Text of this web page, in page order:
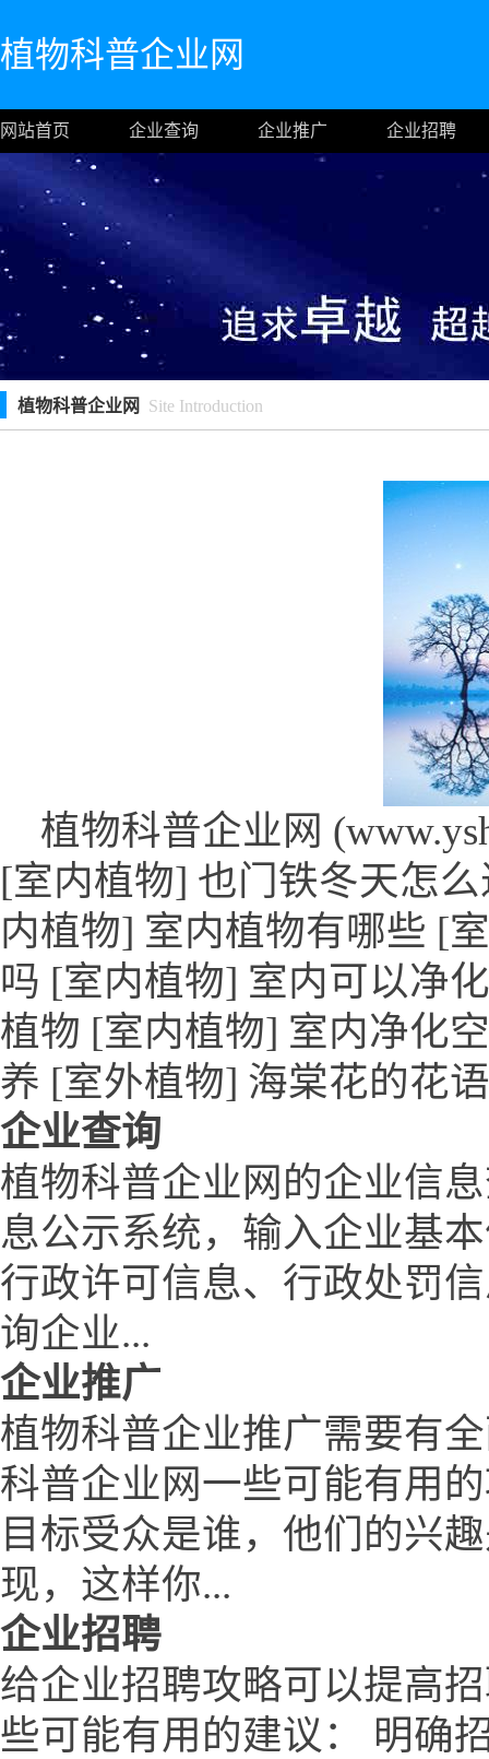
植物科普企业网
网站首页 企业查询 企业推广 企业招聘
植物科普企业网 Site Introduction
植物科普企业网
[室内植物] 也门铁冬天怎
内植物] 室内植物有哪些 [
吗 [室内植物] 室内可以净
植物 [室内植物] 室内净化
养 [室外植物] 海棠花的花
企业查询
植物科普企业网的企业信
息公示系统，输入企业基
行政许可信息、行政处罚
询企业...
企业推广
植物科普企业推广需要有
科普企业网一些可能有用
目标受众是谁，他们的兴
现，这样你...
企业招聘
给企业招聘攻略可以提高
些可能有用的建议： 明确